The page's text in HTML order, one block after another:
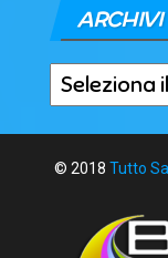
ARCHIVI
Archivi
© 2018 Tutto